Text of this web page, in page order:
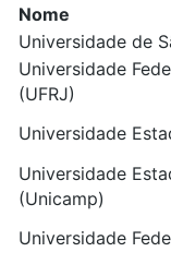
Nome
Universidade de
Universidade
(UFRJ)
Universidade
Universidade
(Unicamp)
Universidade